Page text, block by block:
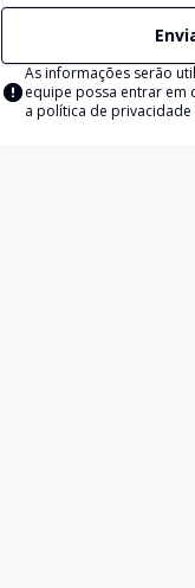
As informações serão
equipe possa entrar em
a política de